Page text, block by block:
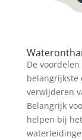
De
belangrijkste
verwijderen
Belangrijk
helpen bij